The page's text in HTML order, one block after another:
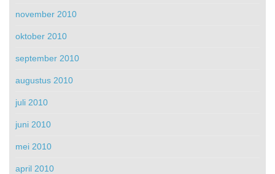
november 2010
oktober 2010
september 2010
augustus 2010
juli 2010
juni 2010
mei 2010
april 2010